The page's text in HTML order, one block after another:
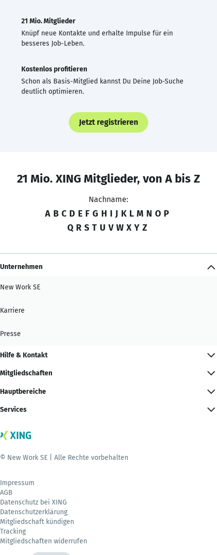
21 Mio. Mitglieder
Knüpf neue Kontakte und erhalte Impulse für ein
besseres Job-Leben.
Kostenlos profitieren
Schon als Basis-Mitglied kannst Du Deine Job-Suche
deutlich optimieren.
Jetzt registrieren
21 Mio. XING Mitglieder, von A bis Z
Nachname:
A B C D E F G H I J K L M N O P
Q R S T U V W X Y Z
Unternehmen
New Work SE
Karriere
Presse
Hilfe & Kontakt
Mitgliedschaften
Hauptbereiche
Services
© New Work SE | Alle Rechte vorbehalten
Impressum
AGB
Datenschutz bei XING
Datenschutzerklärung
Mitgliedschaft kündigen
Tracking
Mitgliedschaften widerrufen